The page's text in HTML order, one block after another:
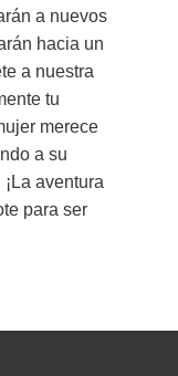
a nuevos
hacia un
a nuestra
tu
merece
a su
aventura
para ser